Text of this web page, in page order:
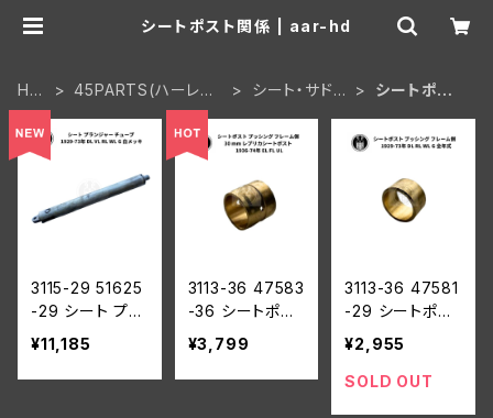
シートポスト関係 | aar-hd
HO
ME
45PARTS(ハーレー
シート・サドル
シートポスト
3115-29 51625
-29 シート プラ
ンジャー チュー
ブ ハーレーダビ
ッドソン 1929-7
¥11,185
3113-36 47583
-36 シートポス
ト ブッシング フ
レーム側 30 m
m レプリカシー
¥3,799
3113-36 47581
-29 シートポス
ト ブッシング フ
レーム側 ハーレ
ーダビッドソン 1
¥2,955
SOLD OUT